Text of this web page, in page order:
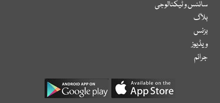
سائنس و ٹیکنالوجی
بلاگ
بزنس
ویڈیوز
جرائم